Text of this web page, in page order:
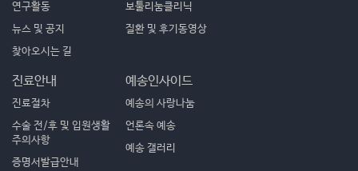
연구활동
뉴스 및 공지
찾아오시는 길
보툴리눔클리닉
질환 및 후기동영상
진료안내
진료절차
수술 전/후 및 입원생활
주의사항
증명서발급안내
예송인사이드
예송의 사랑나눔
언론속 예송
예송 갤러리